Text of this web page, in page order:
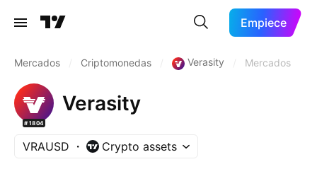
Empiece
Mercados Criptomonedas Verasity Mercados
#1804
Verasity
VRAUSD Crypto assets